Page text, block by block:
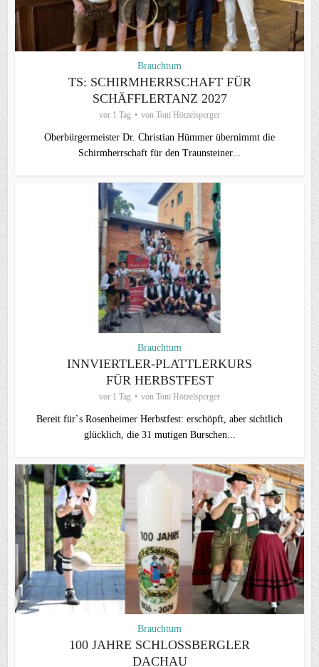
Brauchtum
TS: SCHIRMHERRSCHAFT FÜR
SCHÄFFLERTANZ 2027
vor 1 Tag von Toni Hötzelsperger
Oberbürgermeister Dr. Christian Hümmer übernimmt die
Schirmherrschaft für den Traunsteiner...
Brauchtum
INNVIERTLER-PLATTLERKURS
FÜR HERBSTFEST
vor 1 Tag von Toni Hötzelsperger
Bereit für`s Rosenheimer Herbstfest: erschöpft, aber sichtlich
glücklich, die 31 mutigen Burschen...
Brauchtum
100 JAHRE SCHLOSSBERGLER D
ACHAU